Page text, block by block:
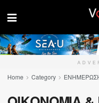
Home Category